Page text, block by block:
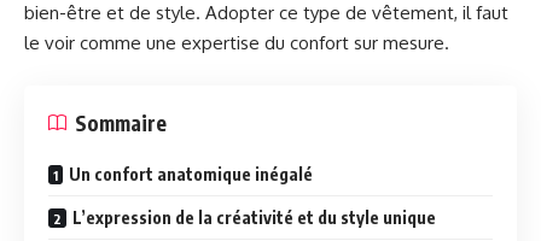
bien-être et de style. Adopter ce type de vêtement, il faut
le voir comme une expertise du confort sur mesure.
Sommaire
Un confort anatomique inégalé
L’expression de la créativité et du style unique